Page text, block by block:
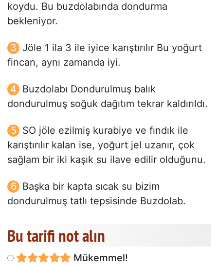
koydu. Bu buzdolabında dondurma
bekleniyor.
Jöle 1 ila 3 ile iyice karıştırılır Bu yoğurt
fincan, aynı zamanda iyi.
Buzdolabı Dondurulmuş balık
dondurulmuş soğuk dağıtım tekrar kaldırıldı.
SO jöle ezilmiş kurabiye ve fındık ile
karıştırılır kalan ise, yoğurt jel uzanır, çok
sağlam bir iki kaşık su ilave edilir olduğunu.
Başka bir kapta sıcak su bizim
dondurulmuş tatlı tepsisinde Buzdolab.
Bu tarifi not alın
Mükemmel!